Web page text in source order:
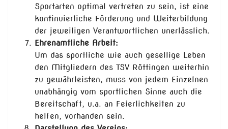
Sportarten optimal vertreten zu sein, ist eine
kontinuierliche Förderung und Weiterbildung
der jeweiligen Verantwortlichen unerlässlich.
Ehrenamtliche Arbeit:
Um das sportliche wie auch gesellige Leben
den Mitgliedern des TSV Röttingen weiterhin
zu gewährleisten, muss von jedem Einzelnen
unabhängig vom sportlichen Sinne auch die
Bereitschaft, u.a. an Feierlichkeiten zu
helfen, vorhanden sein.